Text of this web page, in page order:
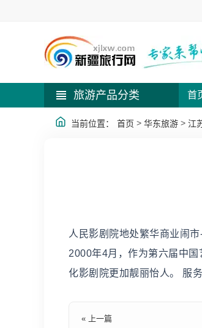
旅游产品分类 首
当前位置： 首页 > 华东旅游 > 江
人民影剧院地处繁华商业闹
2000年4月，作为第六届中国
化影剧院更加靓丽怡人。 服
« 上一篇